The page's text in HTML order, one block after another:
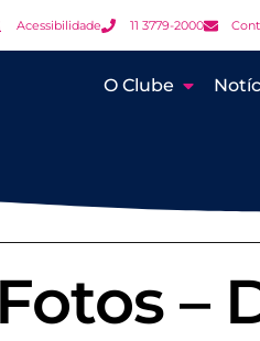
Acessibilidade 11 3779-2000
O Clube
Fotos –